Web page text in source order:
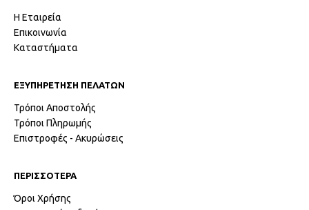
Η Εταιρεία
Επικοινωνία
Καταστήματα
ΕΞΥΠΗΡΕΤΗΣΗ ΠΕΛΑΤΩΝ
Τρόποι Αποστολής
Τρόποι Πληρωμής
Επιστροφές - Ακυρώσεις
ΠΕΡΙΣΣΟΤΕΡΑ
Όροι Χρήσης